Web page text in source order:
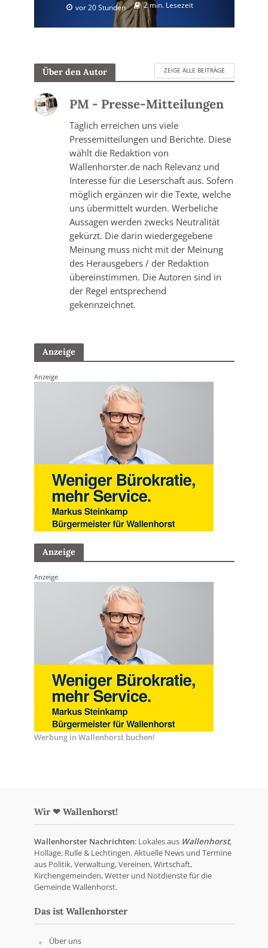
vor 20 Stunden 2 min. Lesezeit
Über den Autor ZEIGE ALLE BEITRÄGE
PM - Presse-Mitteilungen
Täglich erreichen uns viele
Pressemitteilungen und Berichte. Diese
wählt die Redaktion von
Wallenhorster.de nach Relevanz und
Interesse für die Leserschaft aus. Sofern
möglich ergänzen wir die Texte, welche
uns übermittelt wurden. Werbeliche
Aussagen werden zwecks Neutralität
gekürzt. Die darin wiedergegebene
Meinung muss nicht mit der Meinung
des Herausgebers / der Redaktion
übereinstimmen. Die Autoren sind in
der Regel entsprechend
gekennzeichnet.
Anzeige
Anzeige
Anzeige
Anzeige
Werbung in Wallenhorst buchen!
Wir ❤ Wallenhorst!
Wallenhorster Nachrichten: Lokales aus Wallenhorst,
Hollage, Rulle & Lechtingen. Aktuelle News und Termine
aus Politik, Verwaltung, Vereinen, Wirtschaft,
Kirchengemeinden, Wetter und Notdienste für die
Gemeinde Wallenhorst.
Das ist Wallenhorster
Über uns